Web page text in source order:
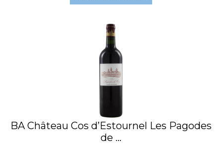
BA Château Cos d’Estournel Les Pagodes
de ...